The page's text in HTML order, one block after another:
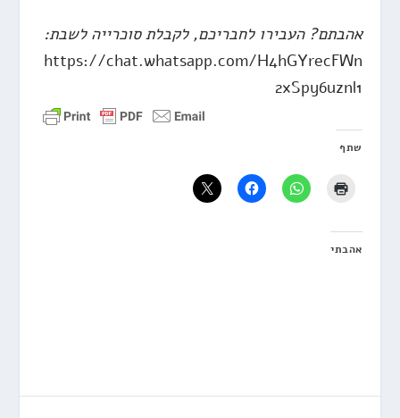
אהבתם? העבירו לחבריכם, לקבלת סוכרייה לשבת:
https://chat.whatsapp.com/H4hGYrecFWn
2xSpy6uznl1
שתף
אהבתי